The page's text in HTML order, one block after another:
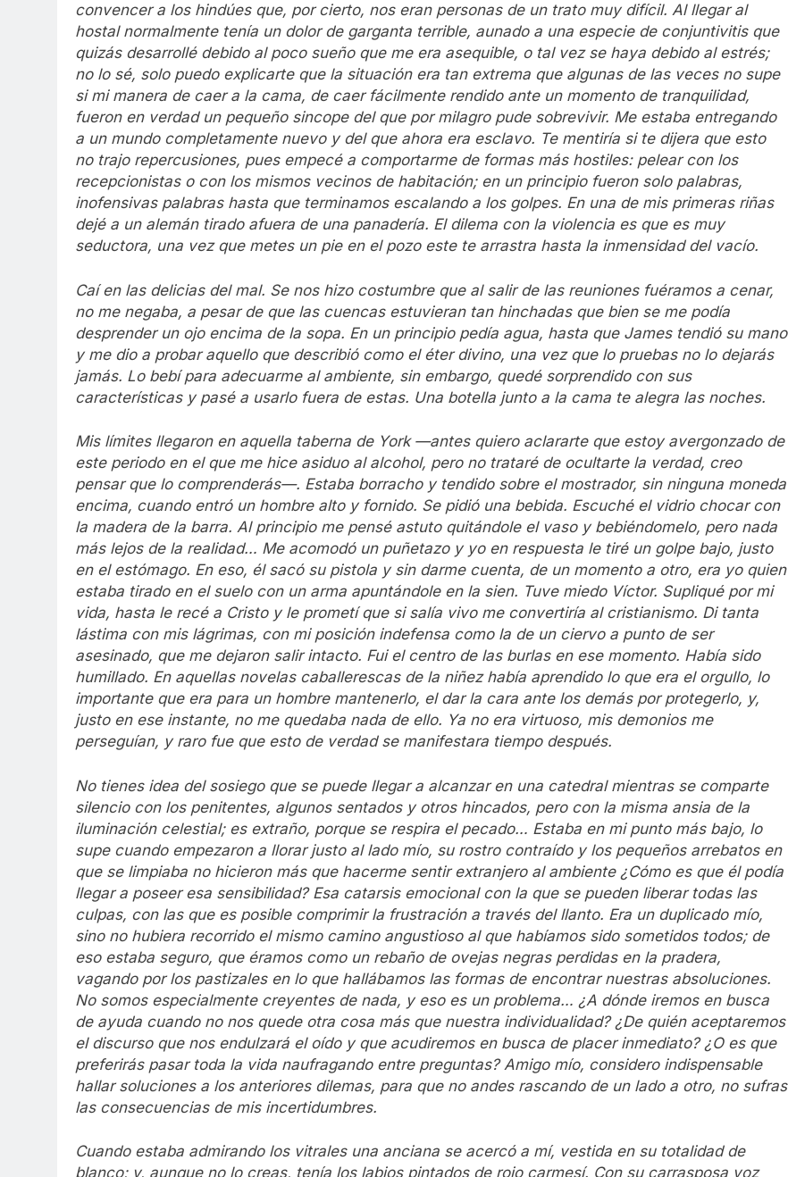
convencer a los hindúes que, por cierto, nos eran personas de un trato muy difícil. Al llegar al
hostal normalmente tenía un dolor de garganta terrible, aunado a una especie de conjuntivitis que
quizás desarrollé debido al poco sueño que me era asequible, o tal vez se haya debido al estrés;
no lo sé, solo puedo explicarte que la situación era tan extrema que algunas de las veces no supe
si mi manera de caer a la cama, de caer fácilmente rendido ante un momento de tranquilidad,
fueron en verdad un pequeño sincope del que por milagro pude sobrevivir. Me estaba entregando
a un mundo completamente nuevo y del que ahora era esclavo. Te mentiría si te dijera que esto
no trajo repercusiones, pues empecé a comportarme de formas más hostiles: pelear con los
recepcionistas o con los mismos vecinos de habitación; en un principio fueron solo palabras,
inofensivas palabras hasta que terminamos escalando a los golpes. En una de mis primeras riñas
dejé a un alemán tirado afuera de una panadería. El dilema con la violencia es que es muy
seductora, una vez que metes un pie en el pozo este te arrastra hasta la inmensidad del vacío.
Caí en las delicias del mal. Se nos hizo costumbre que al salir de las reuniones fuéramos a cenar,
no me negaba, a pesar de que las cuencas estuvieran tan hinchadas que bien se me podía
desprender un ojo encima de la sopa. En un principio pedía agua, hasta que James tendió su mano
y me dio a probar aquello que describió como el éter divino, una vez que lo pruebas no lo dejarás
jamás. Lo bebí para adecuarme al ambiente, sin embargo, quedé sorprendido con sus
características y pasé a usarlo fuera de estas. Una botella junto a la cama te alegra las noches.
Mis límites llegaron en aquella taberna de York —antes quiero aclararte que estoy avergonzado de
este periodo en el que me hice asiduo al alcohol, pero no trataré de ocultarte la verdad, creo
pensar que lo comprenderás—. Estaba borracho y tendido sobre el mostrador, sin ninguna moneda
encima, cuando entró un hombre alto y fornido. Se pidió una bebida. Escuché el vidrio chocar con
la madera de la barra. Al principio me pensé astuto quitándole el vaso y bebiéndomelo, pero nada
más lejos de la realidad… Me acomodó un puñetazo y yo en respuesta le tiré un golpe bajo, justo
en el estómago. En eso, él sacó su pistola y sin darme cuenta, de un momento a otro, era yo quien
estaba tirado en el suelo con un arma apuntándole en la sien. Tuve miedo Víctor. Supliqué por mi
vida, hasta le recé a Cristo y le prometí que si salía vivo me convertiría al cristianismo. Di tanta
lástima con mis lágrimas, con mi posición indefensa como la de un ciervo a punto de ser
asesinado, que me dejaron salir intacto. Fui el centro de las burlas en ese momento. Había sido
humillado. En aquellas novelas caballerescas de la niñez había aprendido lo que era el orgullo, lo
importante que era para un hombre mantenerlo, el dar la cara ante los demás por protegerlo, y,
justo en ese instante, no me quedaba nada de ello. Ya no era virtuoso, mis demonios me
perseguían, y raro fue que esto de verdad se manifestara tiempo después.
No tienes idea del sosiego que se puede llegar a alcanzar en una catedral mientras se comparte
silencio con los penitentes, algunos sentados y otros hincados, pero con la misma ansia de la
iluminación celestial; es extraño, porque se respira el pecado… Estaba en mi punto más bajo, lo
supe cuando empezaron a llorar justo al lado mío, su rostro contraído y los pequeños arrebatos en
que se limpiaba no hicieron más que hacerme sentir extranjero al ambiente ¿Cómo es que él podía
llegar a poseer esa sensibilidad? Esa catarsis emocional con la que se pueden liberar todas las
culpas, con las que es posible comprimir la frustración a través del llanto. Era un duplicado mío,
sino no hubiera recorrido el mismo camino angustioso al que habíamos sido sometidos todos; de
eso estaba seguro, que éramos como un rebaño de ovejas negras perdidas en la pradera,
vagando por los pastizales en lo que hallábamos las formas de encontrar nuestras absoluciones.
No somos especialmente creyentes de nada, y eso es un problema… ¿A dónde iremos en busca
de ayuda cuando no nos quede otra cosa más que nuestra individualidad? ¿De quién aceptaremos
el discurso que nos endulzará el oído y que acudiremos en busca de placer inmediato? ¿O es que
preferirás pasar toda la vida naufragando entre preguntas? Amigo mío, considero indispensable
hallar soluciones a los anteriores dilemas, para que no andes rascando de un lado a otro, no sufras
las consecuencias de mis incertidumbres.
Cuando estaba admirando los vitrales una anciana se acercó a mí, vestida en su totalidad de
blanco; y, aunque no lo creas, tenía los labios pintados de rojo carmesí. Con su carrasposa voz